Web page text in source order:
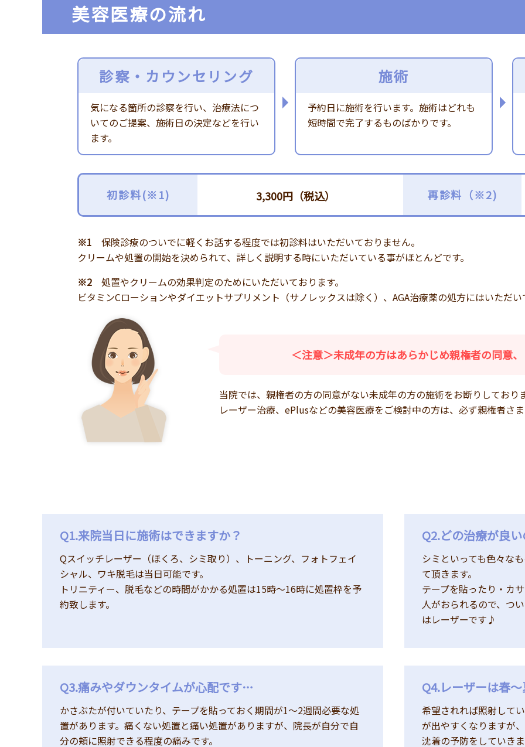
美容医療の流れ
診察・カウンセリング
気になる箇所の診察を行い、治療法につ
いてのご提案、施術日の決定などを行い
ます。
施術
予約日に施術を行います。施術はどれも
短時間で完了するものばかりです。
初診料(※1) 3,300円（税込） 再診料（※2)
※1 保険診療のついでに軽くお話する程度では初診料はいただいておりません。
クリームや処置の開始を決められて、詳しく説明する時にいただいている事がほとんどです。
※2 処置やクリームの効果判定のためにいただいております。
ビタミンCローションやダイエットサプリメント（サノレックスは除く）、AGA治療薬の処方にはいただ
＜注意＞未成年の方はあらかじめ親権者の同意
当院では、親権者の方の同意がない未成年の方の施術をお断りしており
レーザー治療、ePlusなどの美容医療をご検討中の方は、必ず親権者さ
Q1.来院当日に施術はできますか？
Qスイッチレーザー（ほくろ、シミ取り）、トーニング、フォトフェイ
シャル、ワキ脱毛は当日可能です。
トリニティー、脱毛などの時間がかかる処置は15時〜16時に処置枠を予
約致します。
Q2.どの治療が良
シミといっても色々な
て頂きます。
テープを貼ったり・カ
人がおられるので、つ
はレーザーです♪
Q3.痛みやダウンタイムが心配です…
かさぶたが付いていたり、テープを貼っておく期間が1～2週間必要な処
置があります。痛くない処置と痛い処置がありますが、院長が自分で自
分の頬に照射できる程度の痛みです。
Q4.レーザーは春
希望されれば照射して
が出やすくなりますが
沈着の予防をしていき